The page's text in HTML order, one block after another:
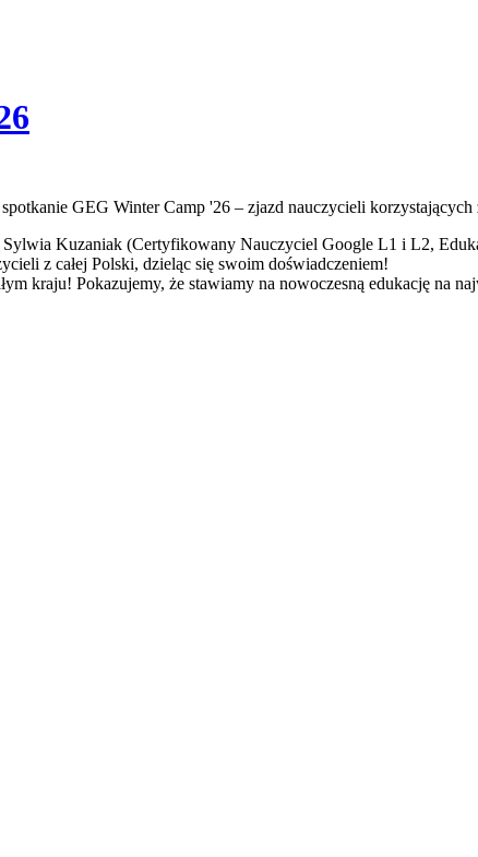
GEG Winter Camp '26 – zjazd nauczycieli
Sylwia Kuzaniak (Certyfikowany Nauczyciel Google L1 i L2,
z całej Polski, dzieląc się swoim doświadczeniem!
kraju! Pokazujemy, że stawiamy na nowoczesną edukację na